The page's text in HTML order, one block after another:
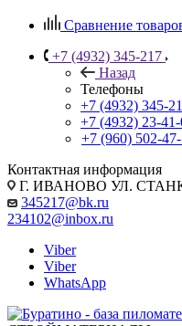
Сравнение
+7 (4932) 345-217
Назад
Телефоны
+7 (4932) 345-
+7 (4932) 23-41-
+7 (960) 502-
Контактная информация
Г. ИВАНОВО УЛ.
345217@bk.ru
234102@inbox.ru
Viber
Viber
WhatsApp